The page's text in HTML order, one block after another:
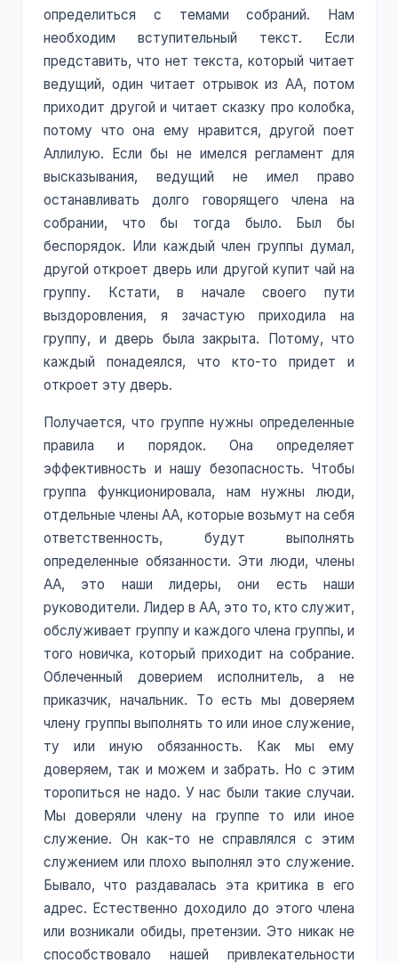
определиться с темами собраний. Нам
необходим вступительный текст. Если
представить, что нет текста, который читает
ведущий, один читает отрывок из АА, потом
приходит другой и читает сказку про колобка,
потому что она ему нравится, другой поет
Аллилую. Если бы не имелся регламент для
высказывания, ведущий не имел право
останавливать долго говорящего члена на
собрании, что бы тогда было. Был бы
беспорядок. Или каждый член группы думал,
другой откроет дверь или другой купит чай на
группу. Кстати, в начале своего пути
выздоровления, я зачастую приходила на
группу, и дверь была закрыта. Потому, что
каждый понадеялся, что кто-то придет и
откроет эту дверь.
Получается, что группе нужны определенные
правила и порядок. Она определяет
эффективность и нашу безопасность. Чтобы
группа функционировала, нам нужны люди,
отдельные члены АА, которые возьмут на себя
ответственность, будут выполнять
определенные обязанности. Эти люди, члены
АА, это наши лидеры, они есть наши
руководители. Лидер в АА, это то, кто служит,
обслуживает группу и каждого члена группы, и
того новичка, который приходит на собрание.
Облеченный доверием исполнитель, а не
приказчик, начальник. То есть мы доверяем
члену группы выполнять то или иное служение,
ту или иную обязанность. Как мы ему
доверяем, так и можем и забрать. Но с этим
торопиться не надо. У нас были такие случаи.
Мы доверяли члену на группе то или иное
служение. Он как-то не справлялся с этим
служением или плохо выполнял это служение.
Бывало, что раздавалась эта критика в его
адрес. Естественно доходило до этого члена
или возникали обиды, претензии. Это никак не
способствовало нашей привлекательности